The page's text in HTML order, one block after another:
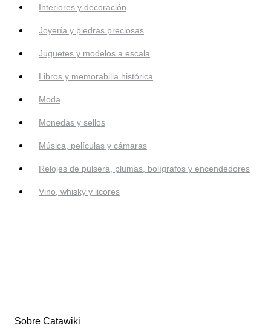
Interiores y decoración
Joyería y piedras preciosas
Juguetes y modelos a escala
Libros y memorabilia histórica
Moda
Monedas y sellos
Música, películas y cámaras
Relojes de pulsera, plumas, bolígrafos y encendedores
Vino, whisky y licores
Sobre Catawiki